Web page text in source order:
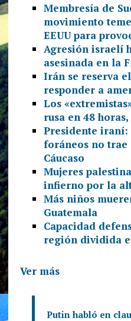
Membresía de
movimiento
EEUU para
Agresión israelí
asesinada en la
Irán se reserva
responder a
Los
rusa en 48
Presidente iraní:
foráneos no trae
Cáucaso
Mujeres
infierno por la
Más niños
Guatemala
Capacidad
región dividida
Ver más
Putin habló en